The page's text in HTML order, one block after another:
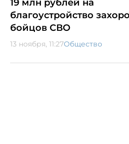
19 млн рублей на
благоустройство
бойцов СВО
13 ноября, 11:27Общество